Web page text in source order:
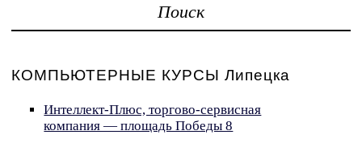
Поиск
КОМПЬЮТЕРНЫЕ КУРСЫ Липецка
Интеллект-Плюс, торгово-сервисная
компания — площадь Победы 8